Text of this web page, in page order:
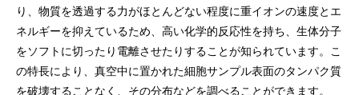
り、物質を透過する力がほとんどない程度に重イオンの速度とエ
ネルギーを抑えているため、高い化学的反応性を持ち、生体分子
をソフトに切ったり電離させたりすることが知られています。こ
の特長により、真空中に置かれた細胞サンプル表面のタンパク質
を破壊することなく、その分布などを調べることができます。